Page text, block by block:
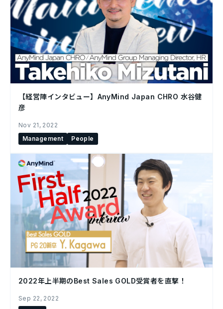
【経営陣インタビュー】AnyMind Japan CHRO 水谷健
彦
Nov 21, 2022
Management
People
2022年上半期のBest Sales GOLD受賞者を直撃！
Sep 22, 2022